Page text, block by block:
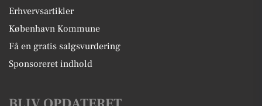
Erhvervsartikler
København Kommune
Få en gratis salgsvurdering
Sponsoreret indhold